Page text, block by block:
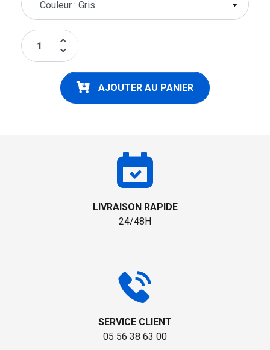
keyboard_arrow_up
keyboard_arrow_down
AJOUTER AU PANIER
LIVRAISON RAPIDE
24/48H
SERVICE CLIENT
05 56 38 63 00